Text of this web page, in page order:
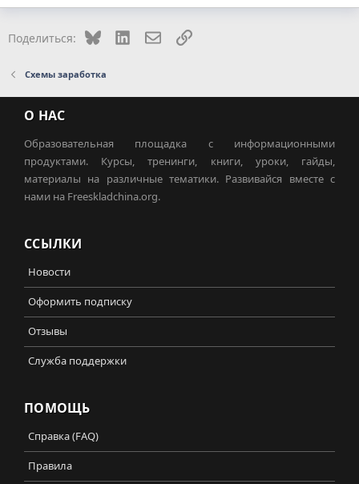
Поделиться: Bluesky LinkedInЭлектронная почта
Ссылка
Схемы заработка
О НАС
Образовательная площадка с информационными
продуктами. Курсы, тренинги, книги, уроки, гайды,
материалы на различные тематики. Развивайся вместе с
нами на Freeskladchina.org.
ССЫЛКИ
Новости
Оформить подписку
Отзывы
Служба поддержки
ПОМОЩЬ
Справка (FAQ)
Правила